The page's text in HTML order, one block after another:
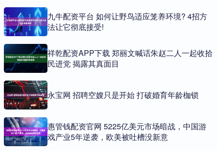
九牛配资平台 如何让野鸟适应笼养环境? 4招方
法让它彻底接受!
祥乾配资APP下载 郑丽文喊话朱赵二人一起收拾
民进党 揭露其真面目
永宝网 招聘空嫂只是开始 打破婚育年龄枷锁
惠管钱配资官网 5225亿美元市场暗战，中国游
戏产业5年逆袭，欧美被吐槽没新意